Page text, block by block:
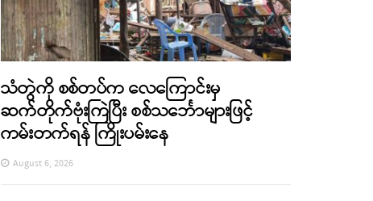
သံတွဲကို စစ်တပ်က လေကြောင်းမှ
ဆက်တိုက်ဗုံးကြဲပြီး စစ်သင်္ဘောများဖြင့်
ကမ်းတက်ရန် ကြိုးပမ်းနေ
August 6, 2026